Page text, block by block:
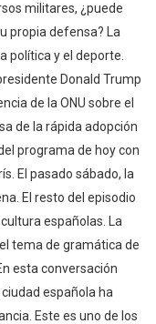
militares, ¿puede
propia defensa? La
política y el deporte.
Donald Trump
de la ONU sobre el
de la rápida adopción
programa de hoy con
El pasado sábado, la
El resto del episodio
españolas. La
tema de gramática de
esta conversación
española ha
Este es uno de los